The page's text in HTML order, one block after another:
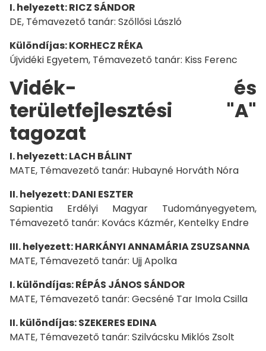
I. helyezett: RICZ SÁNDOR
DE, Témavezető tanár: Szőllősi László
Különdíjas: KORHECZ RÉKA
Újvidéki Egyetem, Témavezető tanár: Kiss Ferenc
Vidék- és
területfejlesztési "A"
tagozat
I. helyezett: LACH BÁLINT
MATE, Témavezető tanár: Hubayné Horváth Nóra
II. helyezett: DANI ESZTER
Sapientia Erdélyi Magyar Tudományegyetem,
Témavezető tanár: Kovács Kázmér, Kentelky Endre
III. helyezett: HARKÁNYI ANNAMÁRIA ZSUZSANNA
MATE, Témavezető tanár: Ujj Apolka
I. különdíjas: RÉPÁS JÁNOS SÁNDOR
MATE, Témavezető tanár: Gecséné Tar Imola Csilla
II. különdíjas: SZEKERES EDINA
MATE, Témavezető tanár: Szilvácsku Miklós Zsolt